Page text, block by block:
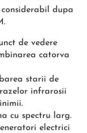
dupa
de vedere
catorva
starii de
infrarosii
cu spectru larg.
electrici